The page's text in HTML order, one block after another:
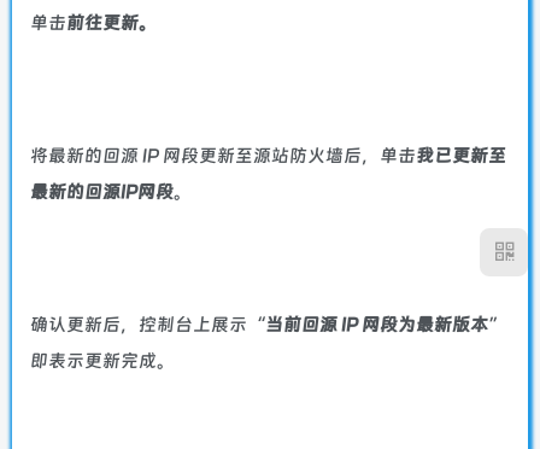
单击前往更新。
将最新的回源 IP 网段更新至源站防火墙后，单击我已更新至
最新的回源IP网段。
确认更新后，控制台上展示“当前回源 IP 网段为最新版本”
即表示更新完成。